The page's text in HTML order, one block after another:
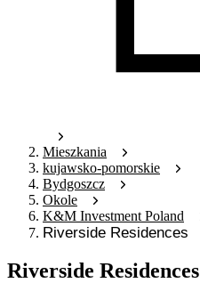
Mieszkania
kujawsko-pomorskie
Bydgoszcz
Okole
K&M Investment Poland
Riverside Residences
Riverside Residences